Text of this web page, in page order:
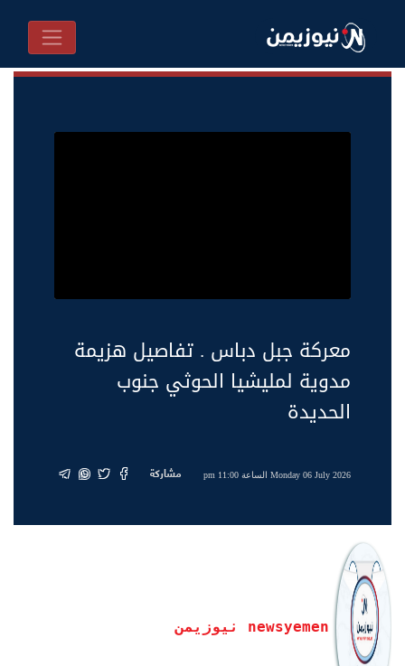
معركة جبل دباس . تفاصيل هزيمة
مدوية لمليشيا الحوثي جنوب
الحديدة
Monday 06 July 2026 الساعة 11:00 pm مشاركة
newsyemen نيوزيمن